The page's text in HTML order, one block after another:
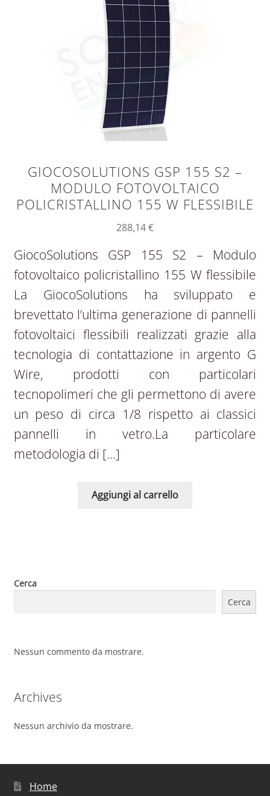
GIOCOSOLUTIONS GSP 155 S2 –
MODULO FOTOVOLTAICO
POLICRISTALLINO 155 W FLESSIBILE
288,14€
GiocoSolutions GSP 155 S2 – Modulo
fotovoltaico policristallino 155 W flessibile
La GiocoSolutions ha sviluppato e
brevettato l’ultima generazione di pannelli
fotovoltaici flessibili realizzati grazie alla
tecnologia di contattazione in argento G
Wire, prodotti con particolari
tecnopolimeri che gli permettono di avere
un peso di circa 1/8 rispetto ai classici
pannelli in vetro.La particolare
metodologia di […]
Aggiungi al carrello
Cerca
Cerca
Nessun commento da mostrare.
Archives
Nessun archivio da mostrare.
Home